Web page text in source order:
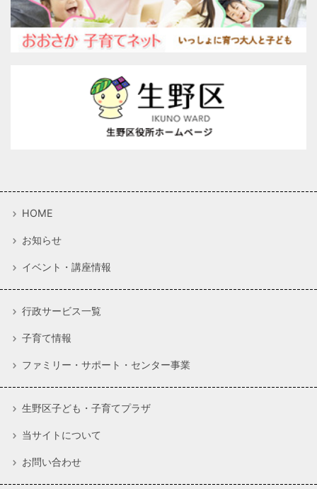
HOME
お知らせ
イベント・講座情報
行政サービス一覧
子育て情報
ファミリー・サポート・センター事業
生野区子ども・子育てプラザ
当サイトについて
お問い合わせ